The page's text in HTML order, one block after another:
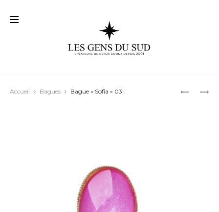
BAGUE
Accueil Bagues Bague « Sofia » 03